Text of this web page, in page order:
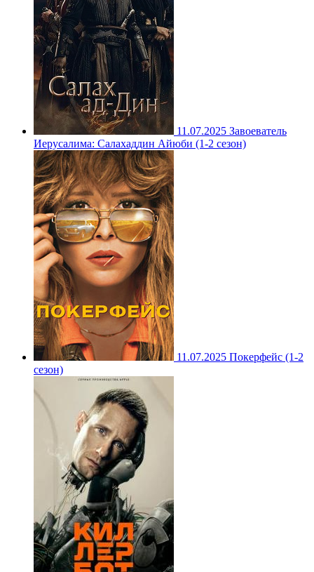
11.07.2025 Завоеватель
Иерусалима: Салахаддин Айюби (1-2 сезон)
11.07.2025 Покерфейс (1-2
сезон)